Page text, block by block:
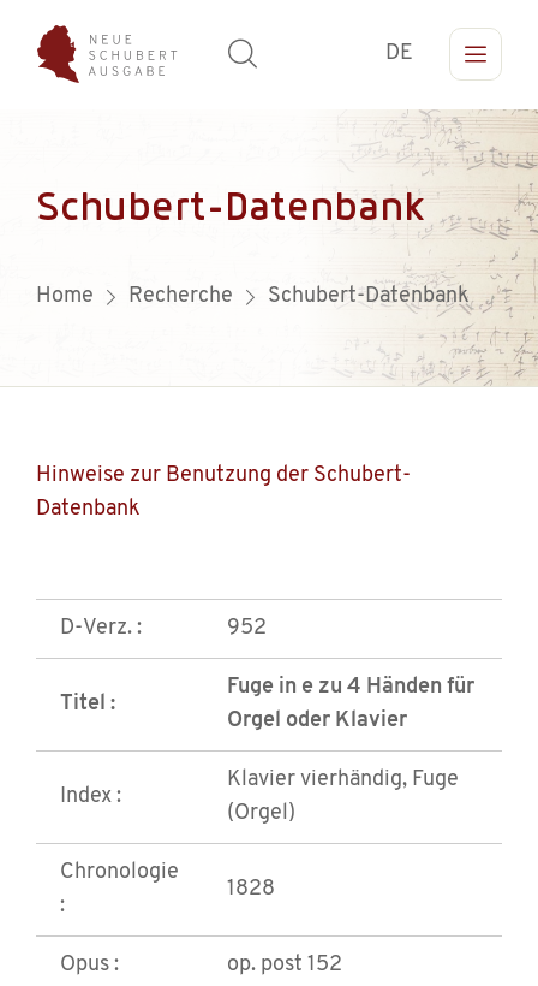
DE
Schubert-Datenbank
Home Recherche Schubert-Datenbank
Hinweise zur Benutzung der Schubert-
Datenbank
D-Verz. : 952
Titel :
Fuge in e zu 4 Händen für
Orgel oder Klavier
Index :
Klavier vierhändig, Fuge
(Orgel)
Chronologie
:
1828
Opus : op. post 152